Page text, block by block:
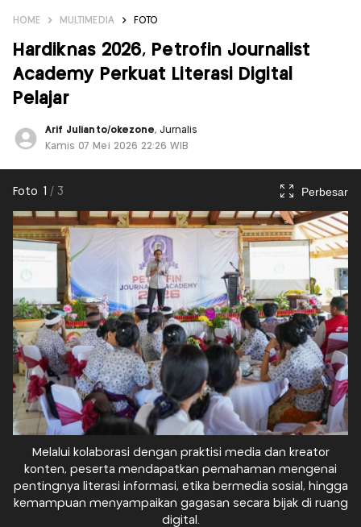
HOME MULTIMEDIA FOTO
Hardiknas 2026, Petrofin Journalist
Academy Perkuat Literasi Digital
Pelajar
Arif Julianto/okezone, Jurnalis
Kamis 07 Mei 2026 22:26 WIB
Foto 1 /3 Perbesar
Melalui kolaborasi dengan praktisi media dan kreator
konten, peserta mendapatkan pemahaman mengenai
pentingnya literasi informasi, etika bermedia sosial, hingga
kemampuan menyampaikan gagasan secara bijak di ruang
digital.